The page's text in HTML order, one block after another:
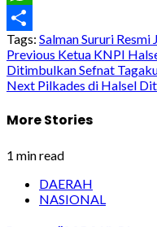
WhatsApp
Share
Tags: Salman Sururi
Post
navigation
Previous Ketua KNPI
Ditimbulkan Sefnat
Next Pilkades di Halsel
More Stories
1 min read
DAERAH
NASIONAL